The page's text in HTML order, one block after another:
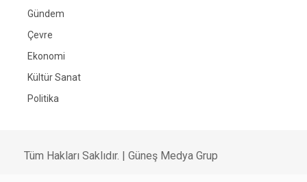
Gündem
Çevre
Ekonomi
Kültür Sanat
Politika
Tüm Hakları Saklıdır. | Güneş Medya Grup